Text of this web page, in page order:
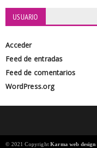
USUARIO
Acceder
Feed de entradas
Feed de comentarios
WordPress.org
© 2021 CopyrightKarma web design